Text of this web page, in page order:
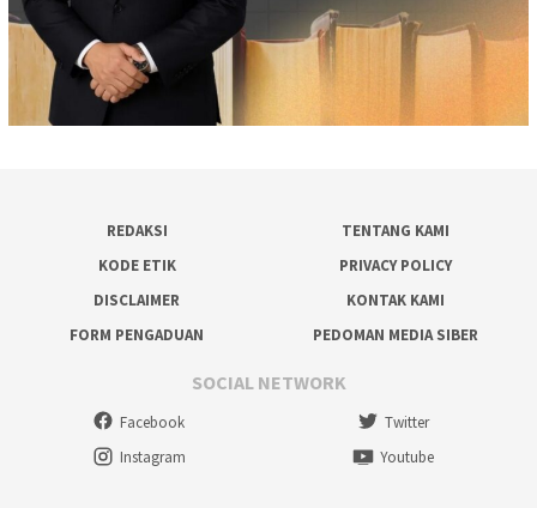
REDAKSI
TENTANG KAMI
KODE ETIK
PRIVACY POLICY
DISCLAIMER
KONTAK KAMI
FORM PENGADUAN
PEDOMAN MEDIA SIBER
SOCIAL NETWORK
Facebook
Twitter
Instagram
Youtube